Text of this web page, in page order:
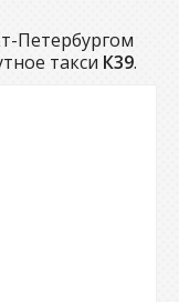
Петербургом
такси К39.